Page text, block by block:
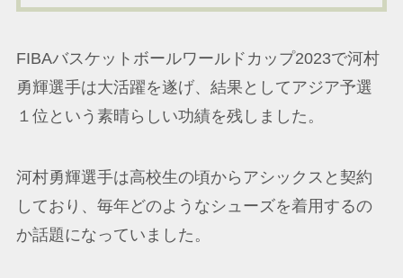
FIBAバスケットボールワールドカップ2023で河村
勇輝選手は大活躍を遂げ、結果としてアジア予選
１位という素晴らしい功績を残しました。
河村勇輝選手は高校生の頃からアシックスと契約
しており、毎年どのようなシューズを着用するの
か話題になっていました。